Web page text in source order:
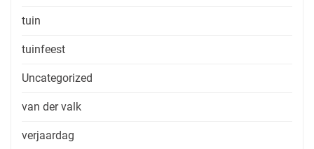
tuin
tuinfeest
Uncategorized
van der valk
verjaardag